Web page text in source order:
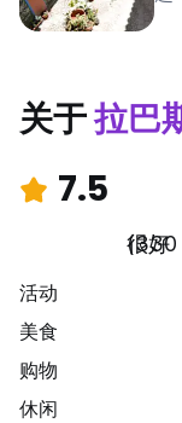
关于拉巴
7.5
很好
(330
活动
美食
购物
休闲